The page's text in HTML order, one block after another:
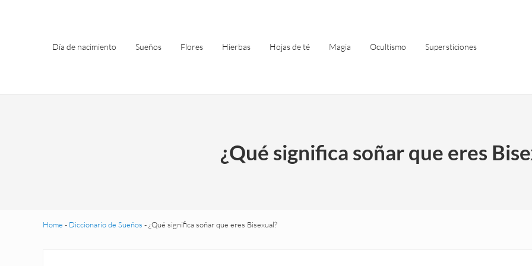
Día de nacimiento Sueños Flores Hierbas Hojas de té Magia Ocultismo Supersticiones
¿Qué significa soñar que eres
Home - Diccionario de Sueños - ¿Qué significa soñar que eres Bisexual?